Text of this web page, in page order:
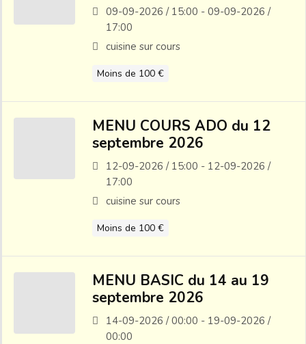
09-09-2026 / 15:00 - 09-09-2026 /
17:00
cuisine sur cours
Moins de 100 €
MENU COURS ADO du 12
septembre 2026
12-09-2026 / 15:00 - 12-09-2026 /
17:00
cuisine sur cours
Moins de 100 €
MENU BASIC du 14 au 19
septembre 2026
14-09-2026 / 00:00 - 19-09-2026 /
00:00